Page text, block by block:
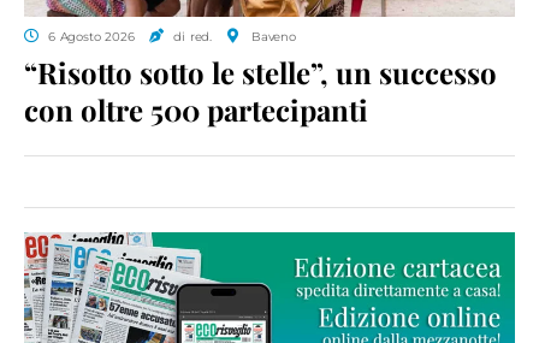
6 Agosto 2026 di red. Baveno
“Risotto sotto le stelle”, un successo
con oltre 500 partecipanti